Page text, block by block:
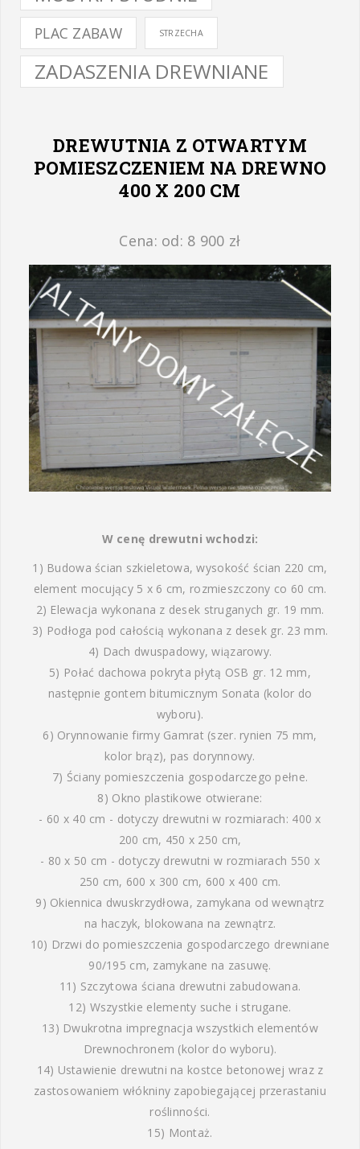
PLAC ZABAW STRZECHA
ZADASZENIA DREWNIANE
DREWUTNIA Z OTWARTYM
POMIESZCZENIEM NA DREWNO
400 X 200 CM
Cena: od: 8 900 zł
W cenę drewutni wchodzi:
1) Budowa ścian szkieletowa, wysokość ścian 220 cm,
element mocujący 5 x 6 cm, rozmieszczony co 60 cm.
2) Elewacja wykonana z desek struganych gr. 19 mm.
3) Podłoga pod całością wykonana z desek gr. 23 mm.
4) Dach dwuspadowy, wiązarowy.
5) Połać dachowa pokryta płytą OSB gr. 12 mm,
następnie gontem bitumicznym Sonata (kolor do
wyboru).
6) Orynnowanie firmy Gamrat (szer. rynien 75 mm,
kolor brąz), pas dorynnowy.
7) Ściany pomieszczenia gospodarczego pełne.
8) Okno plastikowe otwierane:
- 60 x 40 cm - dotyczy drewutni w rozmiarach: 400 x
200 cm, 450 x 250 cm,
- 80 x 50 cm - dotyczy drewutni w rozmiarach 550 x
250 cm, 600 x 300 cm, 600 x 400 cm.
9) Okiennica dwuskrzydłowa, zamykana od wewnątrz
na haczyk, blokowana na zewnątrz.
10) Drzwi do pomieszczenia gospodarczego drewniane
90/195 cm, zamykane na zasuwę.
11) Szczytowa ściana drewutni zabudowana.
12) Wszystkie elementy suche i strugane.
13) Dwukrotna impregnacja wszystkich elementów
Drewnochronem (kolor do wyboru).
14) Ustawienie drewutni na kostce betonowej wraz z
zastosowaniem włókniny zapobiegającej przerastaniu
roślinności.
15) Montaż.